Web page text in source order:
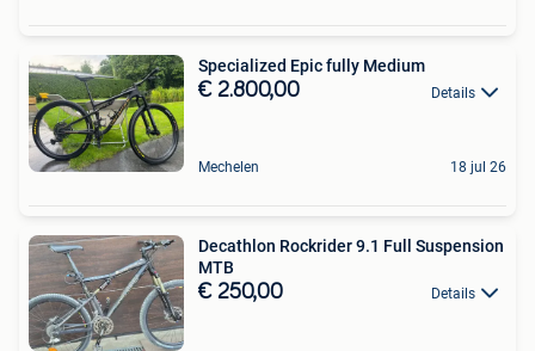
Specialized Epic fully Medium
€ 2.800,00 Details
Mechelen 18 jul 26
Decathlon Rockrider 9.1 Full Suspension
MTB
€ 250,00 Details